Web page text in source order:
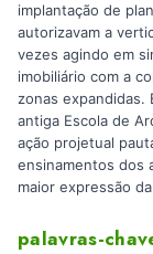
implantação de
autorizavam a
vezes agindo em
imobiliário com a
zonas expandidas.
antiga Escola de
ação projetual
ensinamentos dos
maior expressão
palavras-